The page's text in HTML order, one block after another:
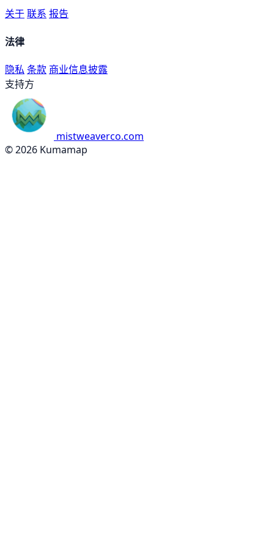
关于联系 报告
法律
隐私 条款 商业信息披露
支持方
mistweaverco.com
© 2026 Kumamap